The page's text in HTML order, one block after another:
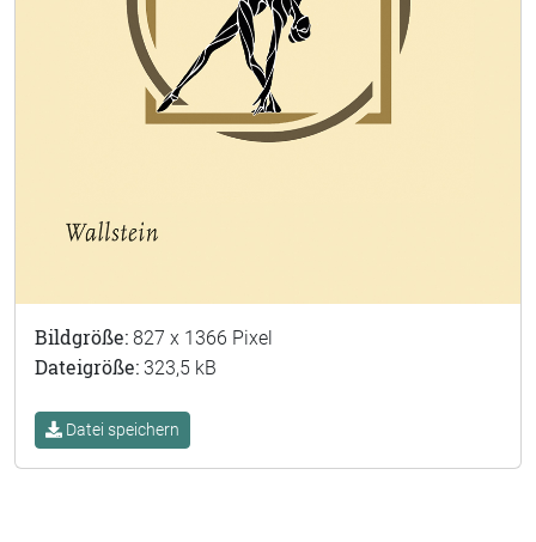
Bildgröße: 827 x 1366 Pixel
Dateigröße: 323,5 kB
Datei speichern